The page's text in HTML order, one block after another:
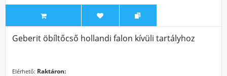
Geberit öbíltőcső hollandi falon kívüli tartályhoz
Elérhető: Raktáron: